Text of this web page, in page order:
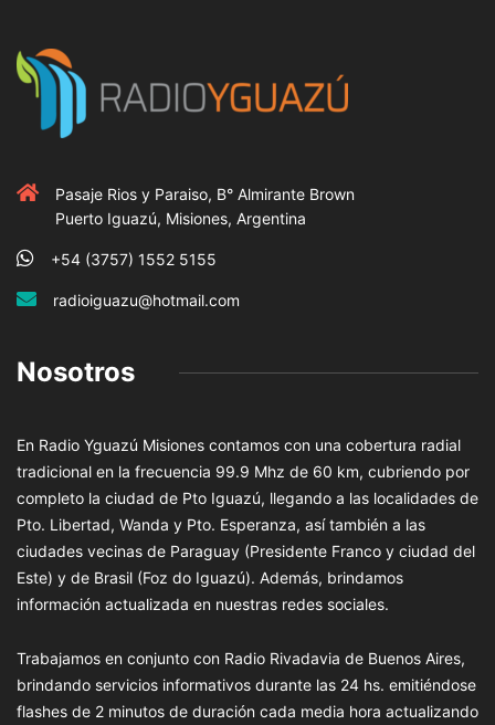
Pasaje Rios y Paraiso, B° Almirante Brown
Puerto Iguazú, Misiones, Argentina
+54 (3757) 1552 5155
radioiguazu@hotmail.com
Nosotros
En Radio Yguazú Misiones contamos con una cobertura radial
tradicional en la frecuencia 99.9 Mhz de 60 km, cubriendo por
completo la ciudad de Pto Iguazú, llegando a las localidades de
Pto. Libertad, Wanda y Pto. Esperanza, así también a las
ciudades vecinas de Paraguay (Presidente Franco y ciudad del
Este) y de Brasil (Foz do Iguazú). Además, brindamos
información actualizada en nuestras redes sociales.
Trabajamos en conjunto con Radio Rivadavia de Buenos Aires,
brindando servicios informativos durante las 24 hs. emitiéndose
flashes de 2 minutos de duración cada media hora actualizando